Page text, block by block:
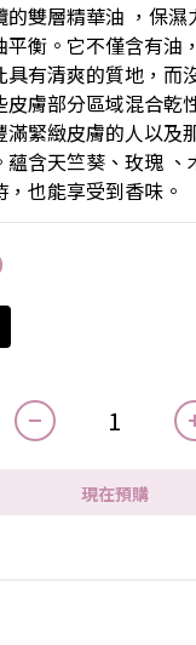
的雙層精華油 ，保濕
平衡。它不僅含有油
具有清爽的質地，而
膚部分區域混合乾
滿緊緻皮膚的人以及
含天竺葵、玫瑰 、
也能享受到香味。
現在預購